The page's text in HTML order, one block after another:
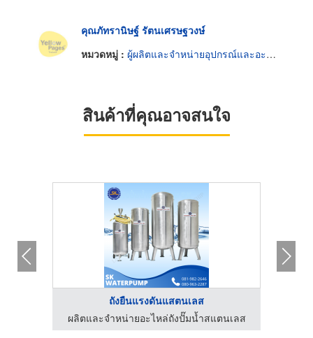
คุณภัทรานิษฐ์ รัตนเศรษฐวงษ์
หมวดหมู่ : ผู้ผลิตและจำหน่ายอุปกรณ์และอะไหล่ปั๊ม
สินค้าที่คุณอาจสนใจ
ถังยืนแรงดันแสตนเลส
ผลิตและจำหน่ายอะไหล่ถังปั๊มน้ำสแตนเลส